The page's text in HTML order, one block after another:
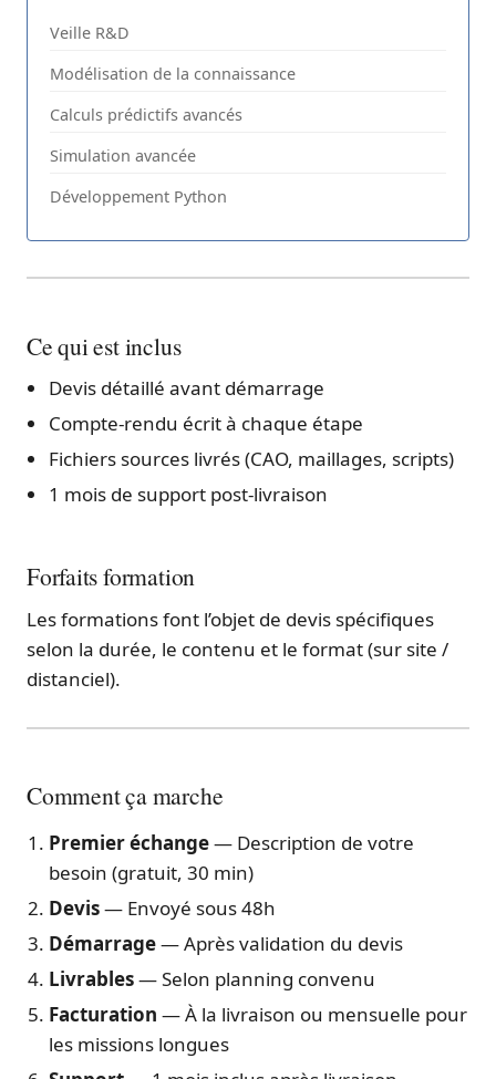
Veille R&D
Modélisation de la connaissance
Calculs prédictifs avancés
Simulation avancée
Développement Python
Ce qui est inclus
Devis détaillé avant démarrage
Compte-rendu écrit à chaque étape
Fichiers sources livrés (CAO, maillages, scripts)
1 mois de support post-livraison
Forfaits formation
Les formations font l’objet de devis spécifiques
selon la durée, le contenu et le format (sur site /
distanciel).
Comment ça marche
Premier échange— Description de votre
besoin (gratuit, 30 min)
Devis— Envoyé sous 48h
Démarrage— Après validation du devis
Livrables— Selon planning convenu
Facturation — À la livraison ou mensuelle pour
les missions longues